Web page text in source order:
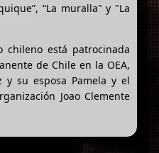
“La muralla" y "La
chileno está patrocinada
de Chile en la OEA,
y su esposa Pamela y el
Joao Clemente